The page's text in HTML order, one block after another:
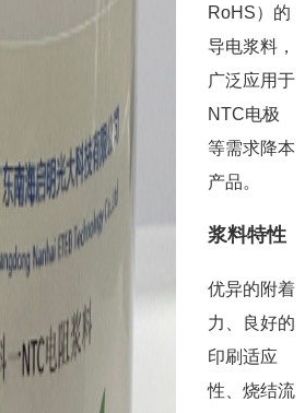
RoHS）的
导电浆料，
广泛应用于
NTC电极
等需求降本
产品。
浆料特性
优异的附着
力、良好的
印刷适应
性、烧结流